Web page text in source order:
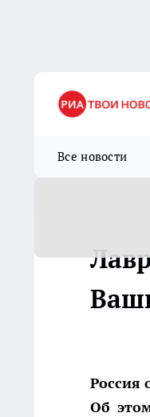
Все новости
Россия
Об